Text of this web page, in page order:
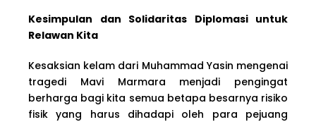
Kesimpulan dan Solidaritas Diplomasi untuk
Relawan Kita
Kesaksian kelam dari Muhammad Yasin mengenai
tragedi Mavi Marmara menjadi pengingat
berharga bagi kita semua betapa besarnya risiko
fisik yang harus dihadapi oleh para pejuang